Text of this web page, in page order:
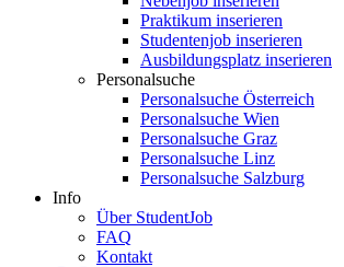
Praktikum inserieren
Studentenjob inserieren
Ausbildungsplatz inserieren
Personalsuche
Personalsuche Österreich
Personalsuche Wien
Personalsuche Graz
Personalsuche Linz
Personalsuche Salzburg
Info
Über StudentJob
FAQ
Kontakt